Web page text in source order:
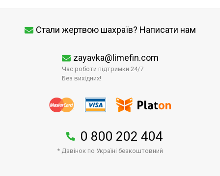
Стали жертвою шахраїв? Написати нам
zayavka@limefin.com
Час роботи підтримки 24/7
Без вихідних!
0 800 202 404
* Дзвінок по Україні безкоштовний